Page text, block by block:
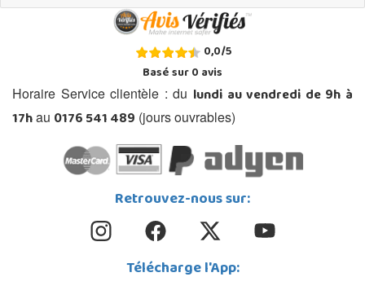
0,0/5
Basé sur0avis
Horaire Service clientèle : du lundi au vendredi de 9h à
17hau 0176 541 489 (jours ouvrables)
Retrouvez-nous sur:
Télécharge l'App: